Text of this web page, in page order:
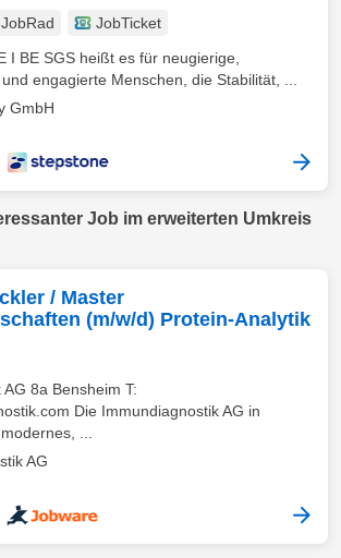
JobRad
JobTicket
I BE SGS heißt es für neugierige,
engagierte Menschen, die Stabilität, ...
GmbH
Job im erweiterten Umkreis
/ Master
(m/w/d) Protein-Analytik
8a Bensheim T:
Die Immundiagnostik AG in
...
AG